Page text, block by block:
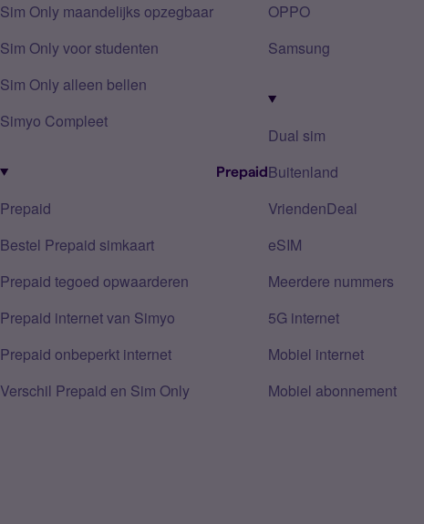
Sim Only maandelijks opzegbaar
Sim Only voor studenten
Sim Only alleen bellen
Simyo Compleet
Prepaid
Prepaid
Bestel Prepaid simkaart
Prepaid tegoed opwaarderen
Prepaid internet van Simyo
Prepaid onbeperkt internet
Verschil Prepaid en Sim Only
OPPO
Samsung
Dual sim
Buitenland
VriendenDeal
eSIM
Meerdere nummers
5G internet
Mobiel internet
Mobiel abonnement